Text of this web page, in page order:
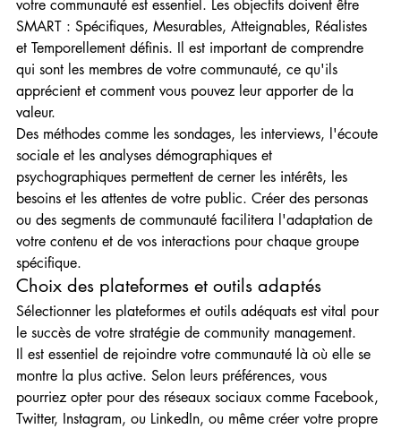
votre communauté est essentiel. Les objectifs doivent être
SMART : Spécifiques, Mesurables, Atteignables, Réalistes
et Temporellement définis. Il est important de comprendre
qui sont les membres de votre communauté, ce qu'ils
apprécient et comment vous pouvez leur apporter de la
valeur.
Des méthodes comme les sondages, les interviews, l'écoute
sociale et les analyses démographiques et
psychographiques permettent de cerner les intérêts, les
besoins et les attentes de votre public. Créer des personas
ou des segments de communauté facilitera l'adaptation de
votre contenu et de vos interactions pour chaque groupe
spécifique.
Choix des plateformes et outils adaptés
Sélectionner les plateformes et outils adéquats est vital pour
le succès de votre stratégie de community management.
Il est essentiel de rejoindre votre communauté là où elle se
montre la plus active. Selon leurs préférences, vous
pourriez opter pour des réseaux sociaux comme Facebook,
Twitter, Instagram, ou LinkedIn, ou même créer votre propre